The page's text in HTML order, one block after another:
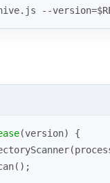
--version=
(version) {